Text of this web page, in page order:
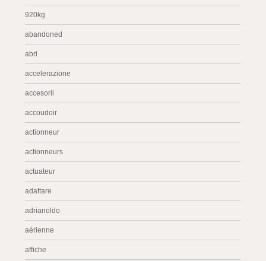
920kg
abandoned
abri
accelerazione
accesorii
accoudoir
actionneur
actionneurs
actuateur
adattare
adrianoldo
aérienne
affiche